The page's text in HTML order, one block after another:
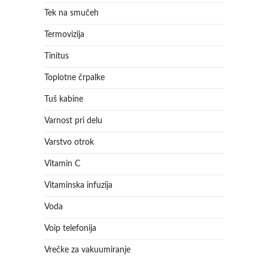
Tek na smučeh
Termovizija
Tinitus
Toplotne črpalke
Tuš kabine
Varnost pri delu
Varstvo otrok
Vitamin C
Vitaminska infuzija
Voda
Voip telefonija
Vrečke za vakuumiranje